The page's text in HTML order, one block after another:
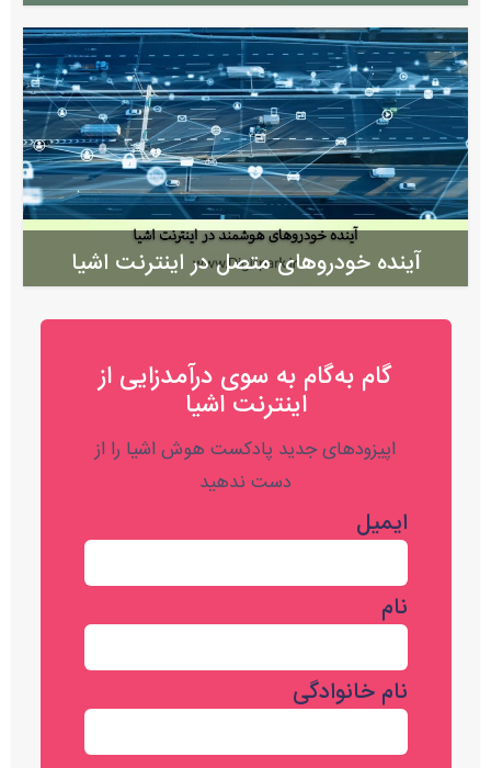
آینده خودروهای متصل در اینترنت اشیا
گام به‌گام به‌ سوی درآمدزایی از
اینترنت اشیا
اپیزودهای جدید پادکست هوش اشیا را از
دست ندهید
ایمیل
نام
نام خانوادگی